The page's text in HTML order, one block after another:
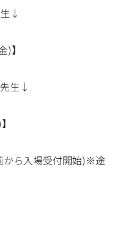
↓
】
生↓
から入場受付開始)※途